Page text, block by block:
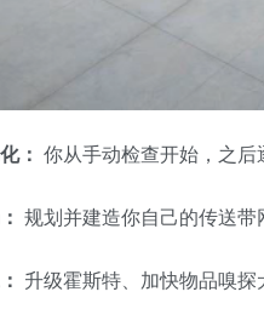
： 你从手动检查开始，之后
规划并建造你自己的传送带
升级霍斯特、加快物品嗅探